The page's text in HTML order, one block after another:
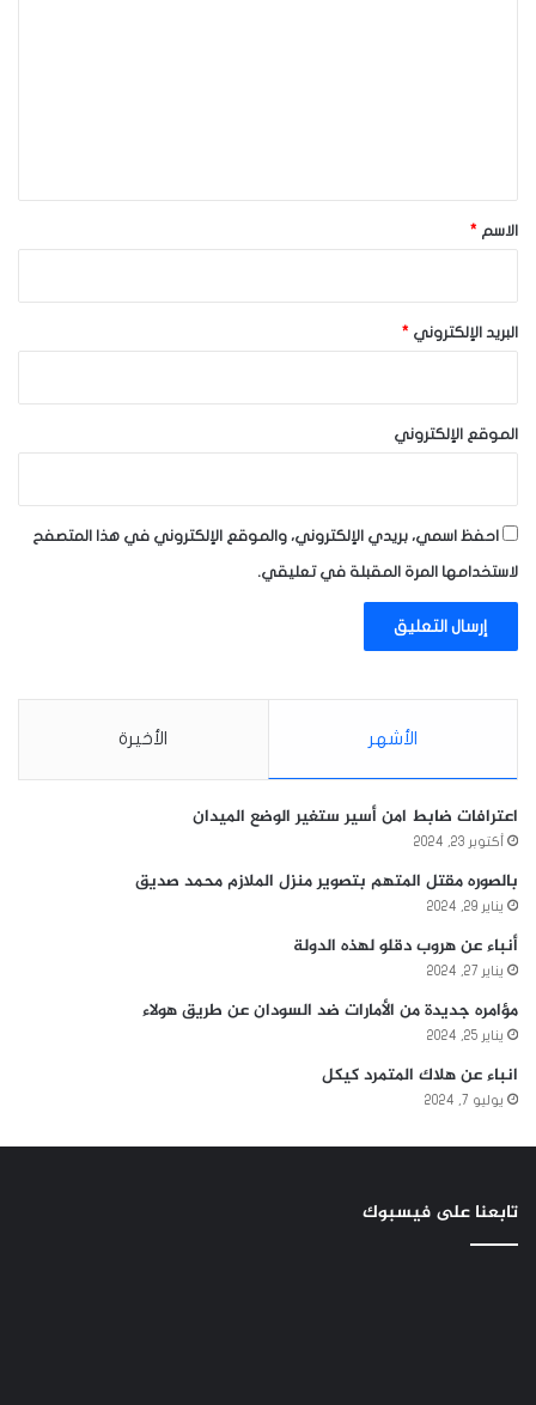
*الاسم *
البريد الإلكتروني *
الموقع الإلكتروني
احفظ اسمي، بريدي الإلكتروني، والموقع الإلكتروني في هذا المتصفح
لاستخدامها المرة المقبلة في تعليقي.
الأشهر الأخيرة
اعترافات ضابط امن أسير ستغير الوضع الميدان
أكتوبر 23, 2024
بالصوره مقتل المتهم بتصوير منزل الملازم محمد صديق
يناير 29, 2024
أنباء عن هروب دقلو لهذه الدولة
يناير 27, 2024
مؤامره جديدة من الأمارات ضد السودان عن طريق هولاء
يناير 25, 2024
انباء عن هلاك المتمرد كيكل
يوليو 7, 2024
تابعنا على فيسبوك